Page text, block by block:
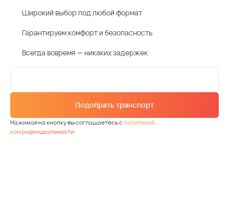
Широкий выбор под любой формат
Гарантируем комфорт и безопасность
Всегда вовремя — никаких задержек
Подобрать транспорт
Нажимая на кнопку вы соглашаетесь сполитикой
конфиденциальности